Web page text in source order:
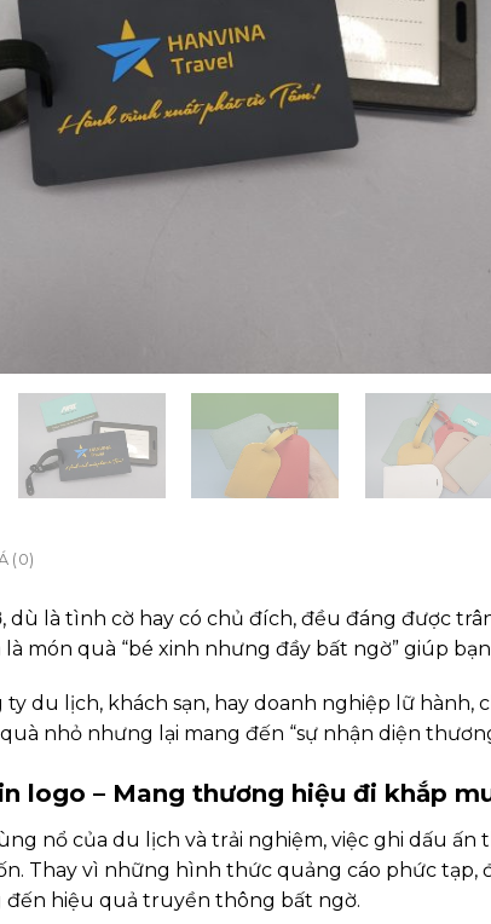
(0)
dù là tình cờ hay có chủ đích, đều đáng được
món quà “bé xinh nhưng đầy bất ngờ” giúp
ty du lịch, khách sạn, hay doanh nghiệp lữ
nhỏ nhưng lại mang đến “sự nhận diện
logo – Mang thương hiệu đi khắp
nổ của du lịch và trải nghiệm, việc ghi dấu ấn
Thay vì những hình thức quảng cáo phức tạp,
đến hiệu quả truyền thông bất ngờ.